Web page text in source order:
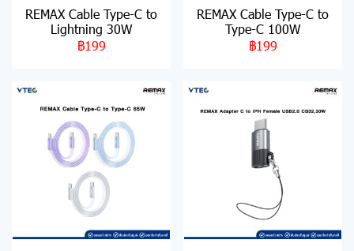
REMAX Cable Type-C to
Lightning 30W
฿199
REMAX Cable Type-C to
Type-C 100W
฿199